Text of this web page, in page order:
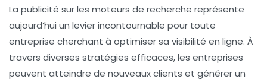
La publicité sur les moteurs de recherche représente
aujourd’hui un levier incontournable pour toute
entreprise cherchant à optimiser sa visibilité en ligne. À
travers diverses stratégies efficaces, les entreprises
peuvent atteindre de nouveaux clients et générer un